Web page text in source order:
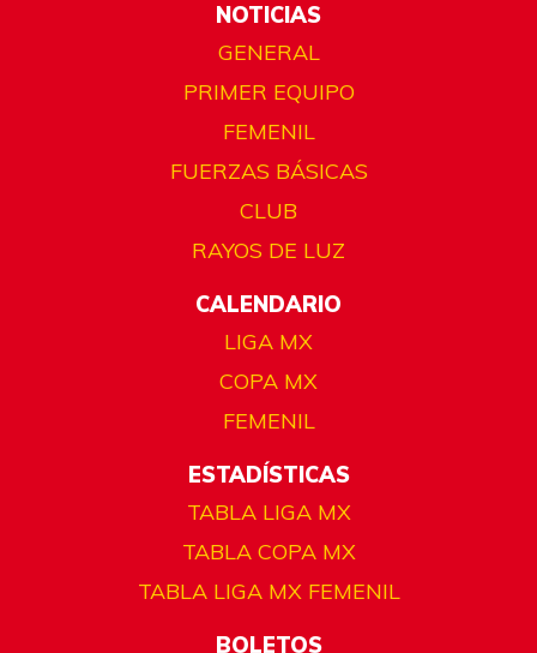
NOTICIAS
GENERAL
PRIMER EQUIPO
FEMENIL
FUERZAS BÁSICAS
CLUB
RAYOS DE LUZ
CALENDARIO
LIGA MX
COPA MX
FEMENIL
ESTADÍSTICAS
TABLA LIGA MX
TABLA COPA MX
TABLA LIGA MX FEMENIL
BOLETOS